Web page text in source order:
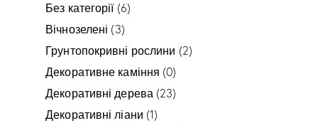
Без категорії (6)
Вічнозелені (3)
Грунтопокривні рослини (2)
Декоративне каміння (0)
Декоративні дерева (23)
Декоративні ліани (1)